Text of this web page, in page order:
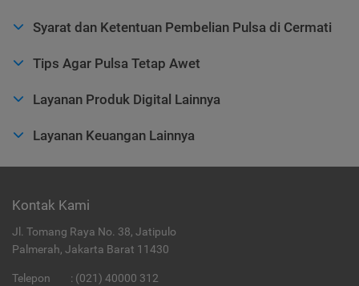
Syarat dan Ketentuan Pembelian Pulsa di Cermati
Tips Agar Pulsa Tetap Awet
Layanan Produk Digital Lainnya
Layanan Keuangan Lainnya
Kontak Kami
Jl. Tomang Raya No. 38, Jatipulo
Palmerah, Jakarta Barat 11430
Telepon : (021) 40000 312